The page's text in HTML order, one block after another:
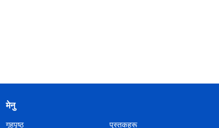
मेनु
गृहपृष्ठ
पुस्तकहरू